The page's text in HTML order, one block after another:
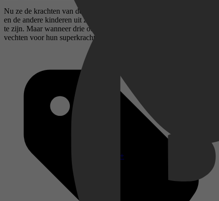
Disney+
Nu ze de krachten van de goden bezitten, is het voor Billy Batson
en de andere kinderen uit zijn pleeggezin lastig om gewone tieners
te zijn. Maar wanneer drie oude goden uit zijn op wraak moeten ze
vechten voor hun superkrachten.